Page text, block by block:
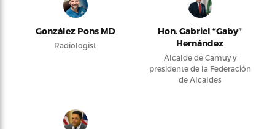
González Pons MD
Radiologist
Hon. Gabriel “Gaby”
Hernández
Alcalde de Camuy y
presidente de la Federación
de Alcaldes